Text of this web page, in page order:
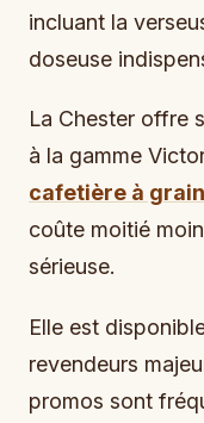
incluant la
doseuse
La Chester offre
à la gamme
cafetière à
coûte moitié
sérieuse.
Elle est
revendeurs
promos sont